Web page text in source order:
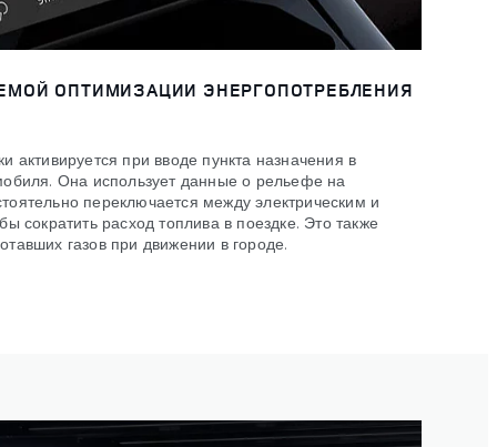
ОПТИМИЗАЦИИ ЭНЕРГОПОТРЕБЛЕНИЯ
активируется при вводе пункта назначения в
Она использует данные о рельефе на
переключается между электрическим и
сократить расход топлива в поездке. Это также
газов при движении в городе.